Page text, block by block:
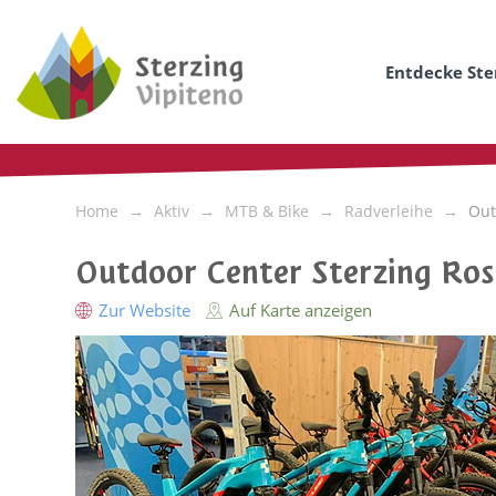
Entdecke
Home Aktiv MTB & Bike Radverleihe
Outdoor Center Sterzing
Zur Website Auf Karte anzeigen